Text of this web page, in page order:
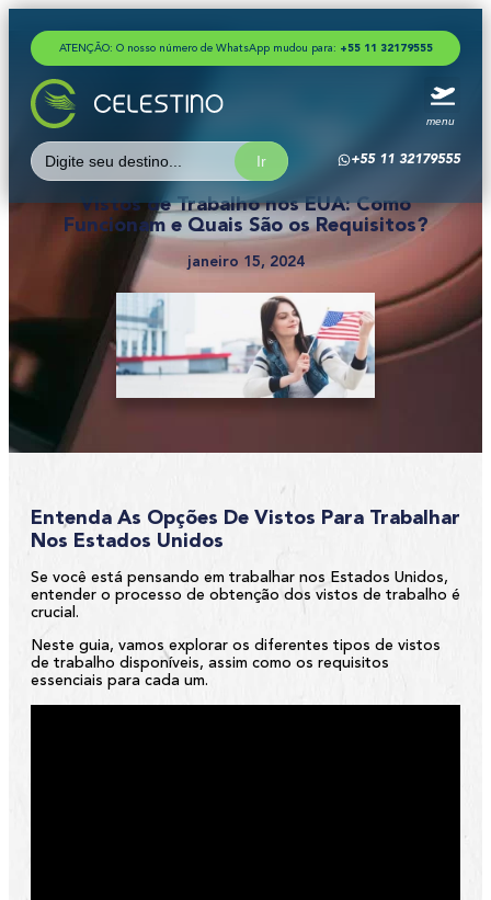
ATENÇÃO: O nosso número de WhatsApp mudou para: + 55 1 1 321 79555
menu
Search
for:
+55 11 32179555
Vistos de Trabalho nos EUA: Como
Funcionam e Quais São os Requisitos?
janeiro 15, 2024
Entenda As Opções De Vistos Para Trabalhar
Nos Estados Unidos
Se você está pensando em trabalhar nos Estados Unidos,
entender o processo de obtenção dos vistos de trabalho é
crucial.
Neste guia, vamos explorar os diferentes tipos de vistos
de trabalho disponíveis, assim como os requisitos
essenciais para cada um.